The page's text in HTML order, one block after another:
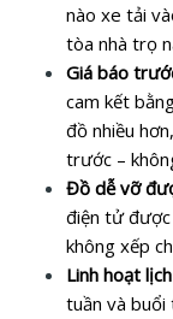
nào xe tải
tòa nhà trọ
Giá báo
cam kết
đồ nhiều
trước –
Đồ dễ vỡ
điện tử
không xếp
Linh hoạt
tuần và buổi